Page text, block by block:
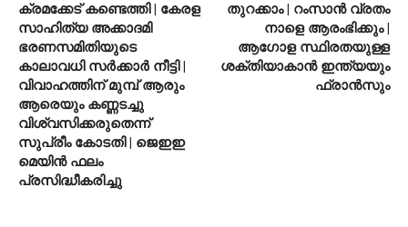
ക്രമക്കേട് കണ്ടെത്തി | കേരള
സാഹിത്യ അക്കാദമി
ഭരണസമിതിയുടെ
കാലാവധി സർക്കാർ നീട്ടി |
വിവാഹത്തിന് മുമ്പ് ആരും
ആരെയും കണ്ണടച്ചു
വിശ്വസിക്കരുതെന്ന്
സുപ്രീം കോടതി | ജെഇഇ
മെയിൻ ഫലം
പ്രസിദ്ധീകരിച്ചു
തുറക്കാം | റംസാൻ വ്രതം
നാളെ ആരംഭിക്കും |
ആഗോള സ്ഥിരതയുള്ള
ശക്തിയാകാൻ ഇന്ത്യയും
ഫ്രാൻസും